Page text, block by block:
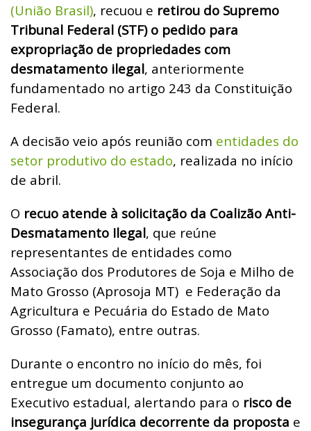
(União Brasil), recuou e retirou do Supremo
Tribunal Federal (STF) o pedido para
expropriação de propriedades com
desmatamento ilegal, anteriormente
fundamentado no artigo 243 da Constituição
Federal.
A decisão veio após reunião com entidades do
setor produtivo do estado, realizada no início
de abril.
O recuo atende à solicitação da Coalizão Anti-
Desmatamento Ilegal, que reúne
representantes de entidades como
Associação dos Produtores de Soja e Milho de
Mato Grosso (Aprosoja MT) e Federação da
Agricultura e Pecuária do Estado de Mato
Grosso (Famato), entre outras.
Durante o encontro no início do mês, foi
entregue um documento conjunto ao
Executivo estadual, alertando para o risco de
insegurança jurídica decorrente da proposta e